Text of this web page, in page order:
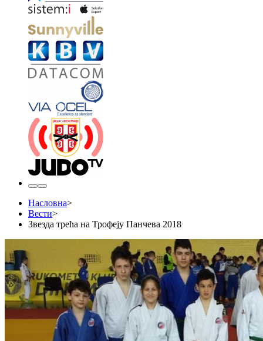
Насловна>
Вести>
Звезда трећа на Трофеју Панчева 2018